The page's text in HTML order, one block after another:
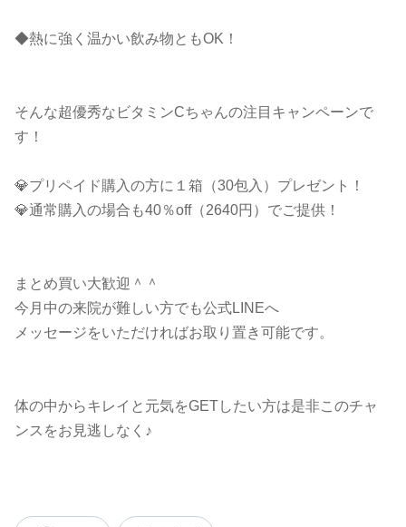
◆熱に強く温かい飲み物ともOK！
そんな超優秀なビタミンCちゃんの注目キャンペーンで
す！
💎プリペイド購入の方に１箱（30包入）プレゼント！
💎通常購入の場合も40％off（2640円）でご提供！
まとめ買い大歓迎＾＾
今月中の来院が難しい方でも公式LINEへ
メッセージをいただければお取り置き可能です。
体の中からキレイと元気をGETしたい方は是非このチャ
ンスをお見逃しなく♪